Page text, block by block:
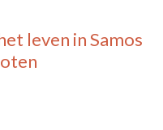
leven in Samos